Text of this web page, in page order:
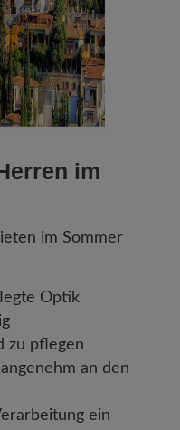
im
im Sommer
Optik
zu pflegen
an den
ein